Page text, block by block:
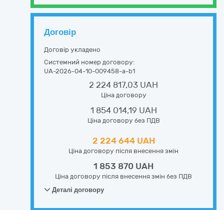
Договір
Договір укладено
Системний номер договору:
UA-2026-04-10-009458-a-b1
2 224 817,03 UAH
Ціна договору
1 854 014,19 UAH
Ціна договору без ПДВ
2 224 644 UAH
Ціна договору після внесення змін
1 853 870 UAH
Ціна договору після внесення змін без ПДВ
Деталі договору